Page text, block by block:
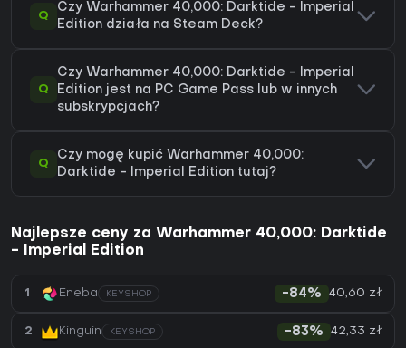
Q
Czy Warhammer 40,000: Darktide - Imperial
Edition działa na Steam Deck?
Q
Czy Warhammer 40,000: Darktide - Imperial
Edition jest na PC Game Pass lub w innych
subskrypcjach?
Q
Czy mogę kupić Warhammer 40,000:
Darktide - Imperial Edition tutaj?
Najlepsze ceny za Warhammer 40,000: Darktide
- Imperial Edition
1 Eneba KEYSHOP -84% 40,60 zł
2 Kinguin KEYSHOP -83% 42,33 zł